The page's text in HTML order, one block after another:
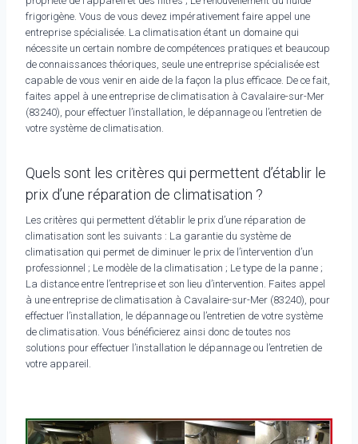
frigorigène. Vous de vous devez impérativement faire appel une
entreprise spécialisée. La climatisation étant un domaine qui
nécessite un certain nombre de compétences pratiques et beaucoup
de connaissances théoriques, seule une entreprise spécialisée est
capable de vous venir en aide de la façon la plus efficace. De ce fait,
faites appel à une entreprise de climatisation à Cavalaire-sur-Mer
(83240), pour effectuer l’installation, le dépannage ou l’entretien de
votre système de climatisation.
Quels sont les critères qui permettent d’établir le
prix d’une réparation de climatisation ?
Les critères qui permettent d’établir le prix d’une réparation de
climatisation sont les suivants : La garantie du système de
climatisation qui permet de diminuer le prix de l’intervention d’un
professionnel ; Le modèle de la climatisation ; Le type de la panne ;
La distance entre l’entreprise et son lieu d’intervention. Faites appel
à une entreprise de climatisation à Cavalaire-sur-Mer (83240), pour
effectuer l’installation, le dépannage ou l’entretien de votre système
de climatisation. Vous bénéficierez ainsi donc de toutes nos
solutions pour effectuer l’installation le dépannage ou l’entretien de
votre appareil.